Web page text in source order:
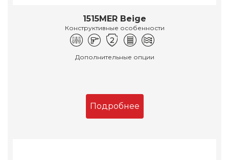
1515MER Beige
Конструктивные особенности
Дополнительные опции
Подробнее